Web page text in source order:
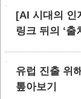
[AI 시대의 인
링크 뒤의 ‘출
유럽 진출 위
톺아보기